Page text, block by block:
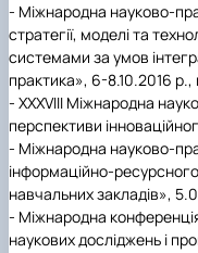
- Міжнародна науково-
стратегії, моделі та
системами за умов
практика», 6-8.10.2016
- ХХХVIII Міжнародна
перспективи
- Міжнародна науково-
інформаційно-
навчальних закладів»,
- Міжнародна
наукових досліджень і